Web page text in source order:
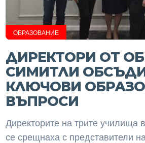
ОБРАЗОВАНИЕ
ДИРЕКТОРИ ОТ
СИМИТЛИ
КЛЮЧОВИ
ВЪПРОСИ
Директорите на трите училища
се срещнаха с представители